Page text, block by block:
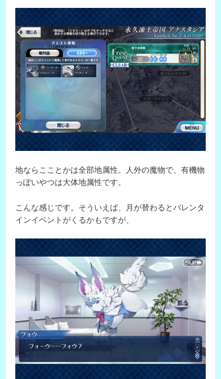
地ならこことかは全部地属性。人外の魔物で、有機物
っぽいやつは大体地属性です。
こんな感じです。そういえば、月が替わるとバレンタ
インイベントがくるかもですが、